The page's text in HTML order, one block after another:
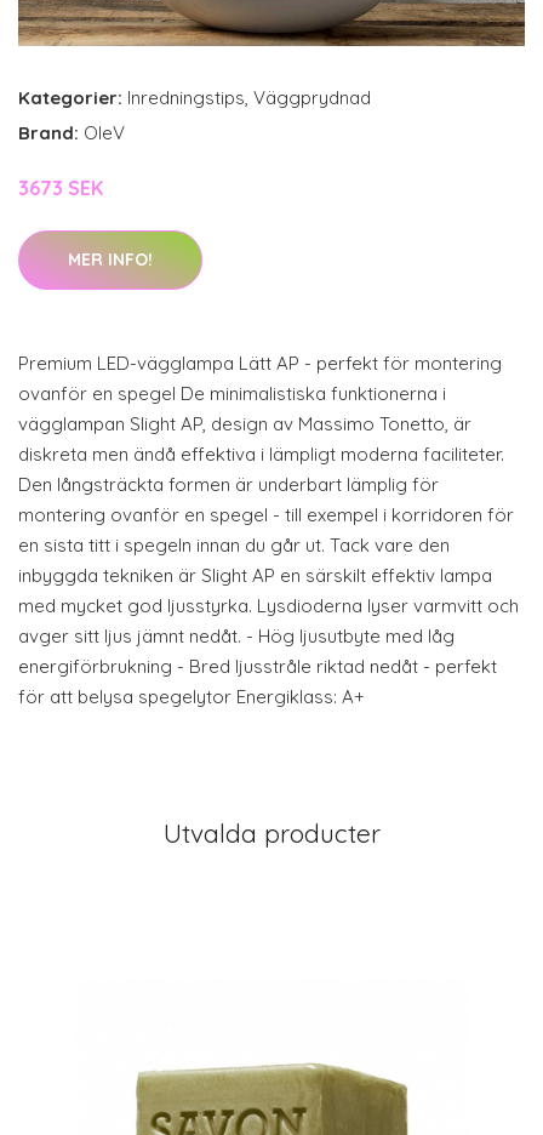
Kategorier: Inredningstips, Väggprydnad
Brand: OleV
3673 SEK
MER INFO!
Premium LED-vägglampa Lätt AP - perfekt för montering
ovanför en spegel De minimalistiska funktionerna i
vägglampan Slight AP, design av Massimo Tonetto, är
diskreta men ändå effektiva i lämpligt moderna faciliteter.
Den långsträckta formen är underbart lämplig för
montering ovanför en spegel - till exempel i korridoren för
en sista titt i spegeln innan du går ut. Tack vare den
inbyggda tekniken är Slight AP en särskilt effektiv lampa
med mycket god ljusstyrka. Lysdioderna lyser varmvitt och
avger sitt ljus jämnt nedåt. - Hög ljusutbyte med låg
energiförbrukning - Bred ljusstråle riktad nedåt - perfekt
för att belysa spegelytor Energiklass: A+
Utvalda producter